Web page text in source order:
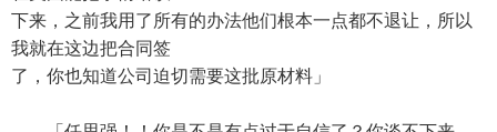
下来，之前我用了所有的办法他们根本一点都不退让，所以
我就在这边把合同签
了，你也知道公司迫切需要这批原材料」